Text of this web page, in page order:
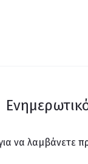
να λαμβάνετε